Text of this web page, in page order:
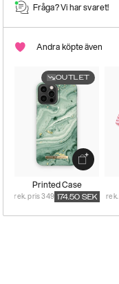
Fråga? Vi har svaret!
Andra köpte även
OUTLET
Printed Case
rek. pris 349 174.50 SEK